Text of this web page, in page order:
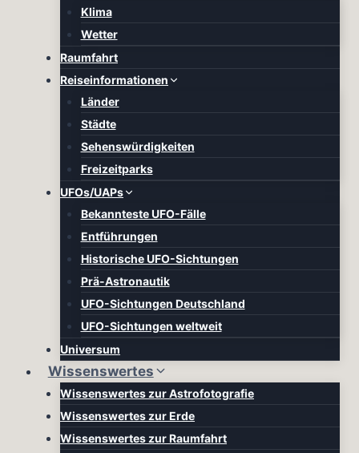
Klima
Wetter
Raumfahrt
Reiseinformationen
Länder
Städte
Sehenswürdigkeiten
Freizeitparks
UFOs/UAPs
Bekannteste UFO-Fälle
Entführungen
Historische UFO-Sichtungen
Prä-Astronautik
UFO-Sichtungen Deutschland
UFO-Sichtungen weltweit
Universum
Wissenswertes
Wissenswertes zur Astrofotografie
Wissenswertes zur Erde
Wissenswertes zur Raumfahrt